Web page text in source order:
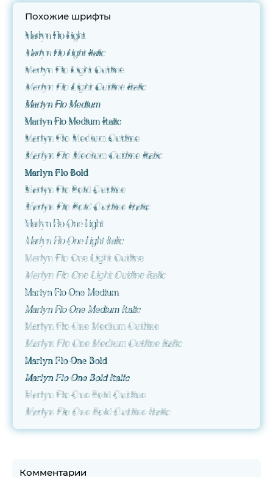
Похожие шрифты
Marlyn Flo Light
Marlyn Flo Light Italic
Marlyn Flo Light Outline
Marlyn Flo Light Outline Italic
Marlyn Flo Medium
Marlyn Flo Medium Italic
Marlyn Flo Medium Outline
Marlyn Flo Medium Outline Italic
Marlyn Flo Bold
Marlyn Flo Bold Outline
Marlyn Flo Bold Outline Italic
Marlyn Flo One Light
Marlyn Flo One Light Italic
Marlyn Flo One Light Outline
Marlyn Flo One Light Outline Italic
Marlyn Flo One Medium
Marlyn Flo One Medium Italic
Marlyn Flo One Medium Outline
Marlyn Flo One Medium Outline Italic
Marlyn Flo One Bold
Marlyn Flo One Bold Italic
Marlyn Flo One Bold Outline
Marlyn Flo One Bold Outline Italic
Комментарии